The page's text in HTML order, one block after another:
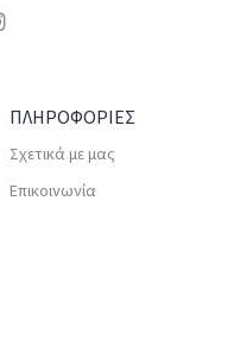
ΠΛΗΡΟΦΟΡΙΕΣ
Σχετικά με μας
Επικοινωνία